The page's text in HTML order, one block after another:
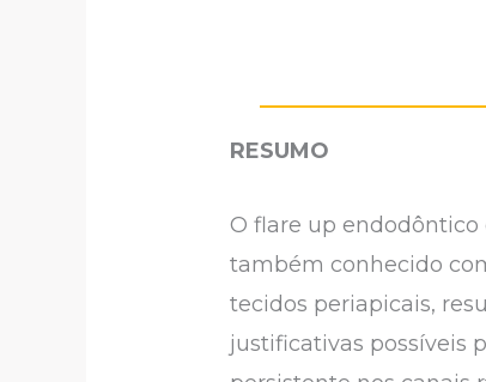
RESUMO
O flare up
também conhecido
tecidos periapicais,
justificativas possíveis